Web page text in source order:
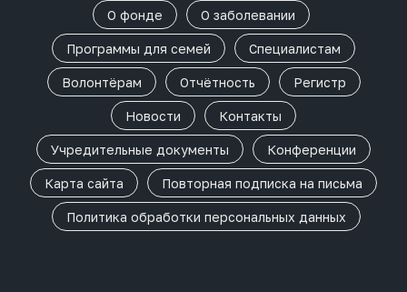
О фонде О заболевании
Программы для семей Специалистам
Волонтёрам Отчётность Регистр
Новости Контакты
Учредительные документы Конференции
Карта сайта Повторная подписка на письма
Политика обработки персональных данных